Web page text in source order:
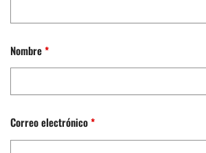
Nombre*
Correo electrónico*